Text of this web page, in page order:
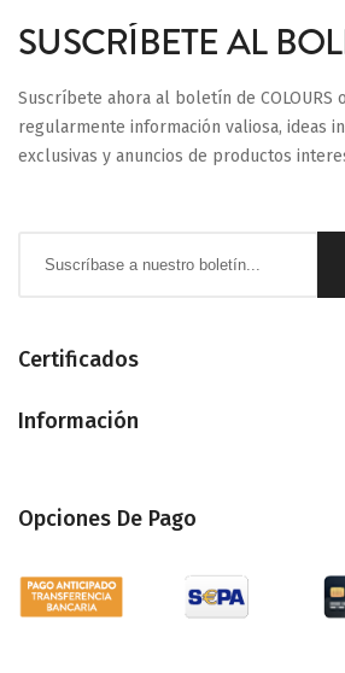
SUSCRÍBETE AL
Suscríbete ahora al boletín de COLOURS
regularmente información valiosa, ideas
exclusivas y anuncios de productos
boletín
noticias:
Certificados
Información
Opciones De Pago